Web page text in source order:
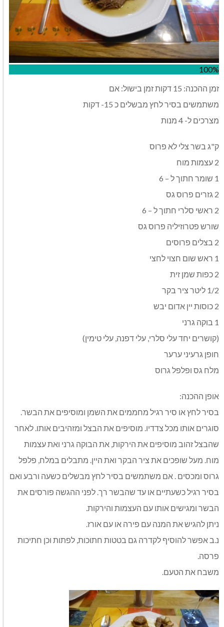
100%
זמן ההכנה: 15 דקות זמן בישול: אם
משתמשים בסיר לחץ מבשלים כ 15- דקות
מצרכים ל- 4 מנות
ק"ג בשר צלי לא פרוס
2 עצמות מוח
1 שומר חתוך ל – 6
2 גזרים פרוס גס
2 ראשי סלרי חתוך ל – 6
שורש פטרוזיליה פרוס גס
2 בצלים פרוסים
1 ראש שום חצוי לחצי
2 כפות שמן זית
1/2 ליטר ציר בקר
2 כוסות יין אדום יבש
1 בוקה גרני
(קושרים יחד עלי סלרי, עלי דפנה, עלי טימין)
חופן גרעיני ערער
מלח גס ופלפל גרוס
אופן ההכנה:
בסיר לחץ או סיר רגיל מחממים את השמן ומוסיפים את הבשר.
סוגרים אותו מכל צדדיו. מוסיפים את הבצל ומזהיבים אותו. לאחר
שהבצל זהוב מוסיפים את הירקות, את הבוקה גרני ואת עצמות
מוח. מעל שופכים את ציר הבקר ואת היין. מתבלים במלח, פלפל
גרוס ומכסים . אם משתמשים בסיר לחץ מבשלים כשעה ורבע ואם
בסיר רגיל כשעתיים או עד שהבשר רך. לפני ההגשה פורסים את
הבשר ומגישים אותו עם העצמות והירקות.
ניתן להגיש את המנה עם פירה או עם אורז.
נ.ב אפשר להוסיף לקדרה גם בטטות חתוכות, לפתות וכן חתיכות
פרסה.
משבח את הטעם.